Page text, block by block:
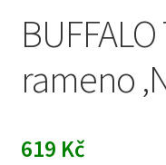
rameno
619 Kč